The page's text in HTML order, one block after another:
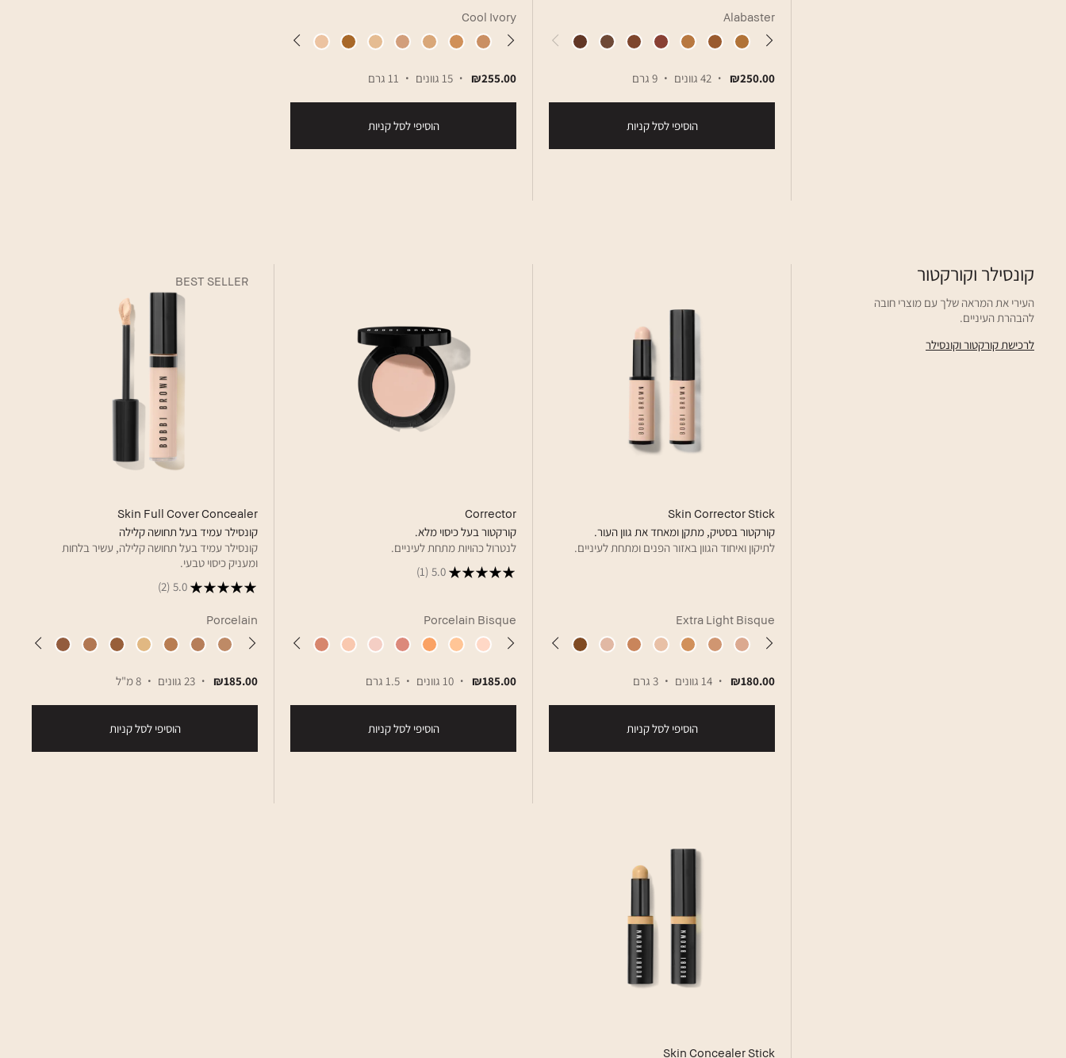
Alabaster
₪250.00 42 גוונים 9 גרם
הוסיפי לסל קניות
Cool Ivory
₪255.00 15 גוונים 11 גרם
הוסיפי לסל קניות
קונסילר וקורקטור
העירי את המראה שלך עם מוצרי חובה
להבהרת העיניים.
לרכישת קורקטור וקונסילר
Skin Corrector Stick
קורקטור בסטיק, מתקן ומאחד את גוון העור.
לתיקון ואיחוד הגוון באזור הפנים ומתחת לעיניים.
Extra Light Bisque
₪180.00 14 גוונים 3 גרם
הוסיפי לסל קניות
Corrector
קורקטור בעל כיסוי מלא.
לנטרול כהויות מתחת לעיניים.
5.0
(1)
Porcelain Bisque
₪185.00 10 גוונים 1.5 גרם
הוסיפי לסל קניות
BEST SELLER
Skin Full Cover Concealer
קונסילר עמיד בעל תחושה קלילה
קונסילר עמיד בעל תחושה קלילה, עשיר בלחות
ומעניק כיסוי טבעי.
5.0
(2)
Porcelain
₪185.00 23 גוונים 8 מ"ל
הוסיפי לסל קניות
Skin Concealer Stick